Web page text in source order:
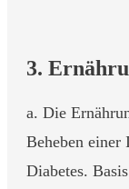
3.
a. Die
Beheben einer
Diabetes.